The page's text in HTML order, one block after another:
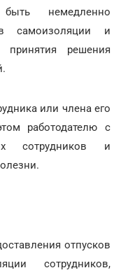
немедленно
самоизоляции и
решения
или члена его
работодателю с
сотрудников и
отпусков
сотрудников,